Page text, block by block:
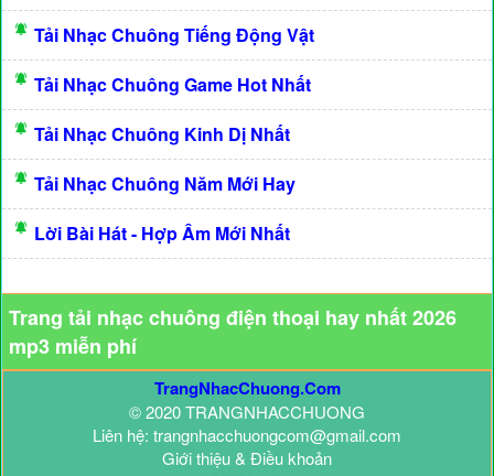
Tải Nhạc Chuông Tiếng Động Vật
Tải Nhạc Chuông Game Hot Nhất
Tải Nhạc Chuông Kinh Dị Nhất
Tải Nhạc Chuông Năm Mới Hay
Lời Bài Hát - Hợp Âm Mới Nhất
Trang tải nhạc chuông điện thoại hay nhất 2026
mp3 miễn phí
TrangNhacChuong.Com
© 2020 TRANGNHACCHUONG
Liên hệ: trangnhacchuongcom@gmail.com
Giới thiệu & Điều khoản